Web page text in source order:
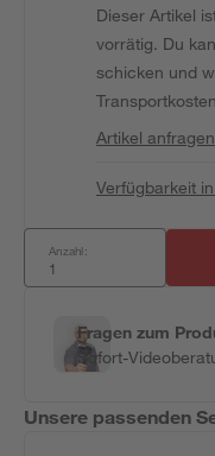
Dieser Artikel
vorrätig. Du
schicken und
Artikel anfragen
Verfügbarkeit
Anzahl:
Fragen zum
Sofort-
Unsere passenden